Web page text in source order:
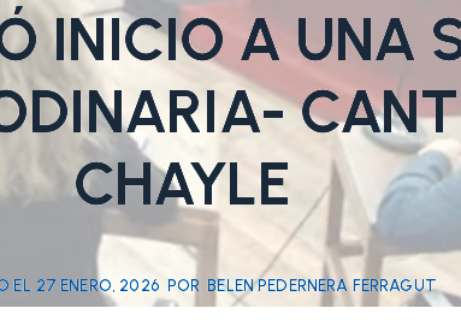
INICIO A UNA
CHAYLE
EL 27 ENERO, 2026 POR BELEN PEDERNERA FERRAGUT